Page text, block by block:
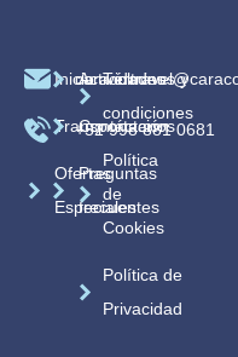
Inicio
Transportación
Ofertas
Especiales
Actividades
Contáctanos
Preguntas
frecuentes
Términos y
condiciones
Política
de
Cookies
Política de
Privacidad
+52 998 881 0681